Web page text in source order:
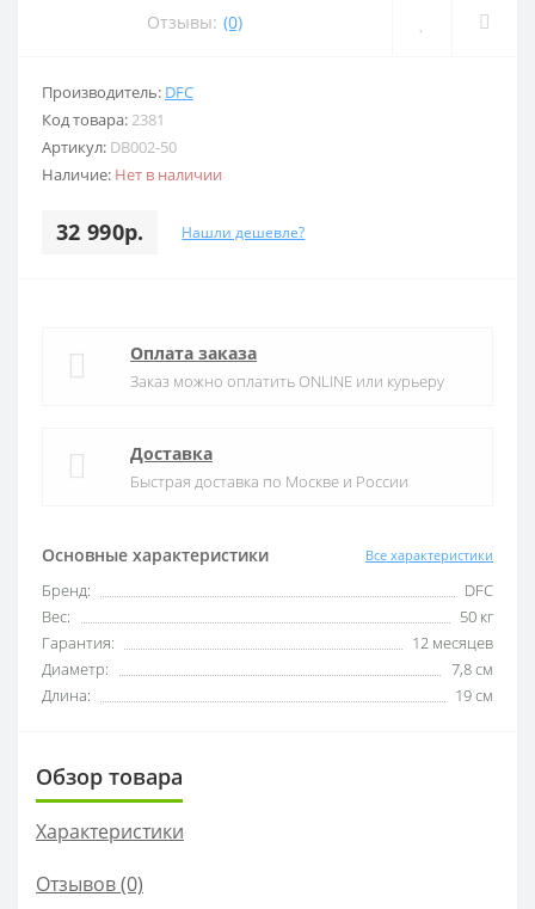
Отзывы: (0)
Производитель: DFC
Код товара:2381
Артикул: DB002-50
Наличие: Нет в наличии
32 990р. Нашли дешевле?
Основные характеристики Все характеристики
Бренд:
DFC
Вес:
50 кг
Гарантия:
12 месяцев
Диаметр:
7,8 см
Длина:
19 см
Оплата заказа
Заказ можно оплатить ONLINE или курьеру
Доставка
Быстрая доставка по Москве и России
Обзор товара
Характеристики
Отзывов (0)